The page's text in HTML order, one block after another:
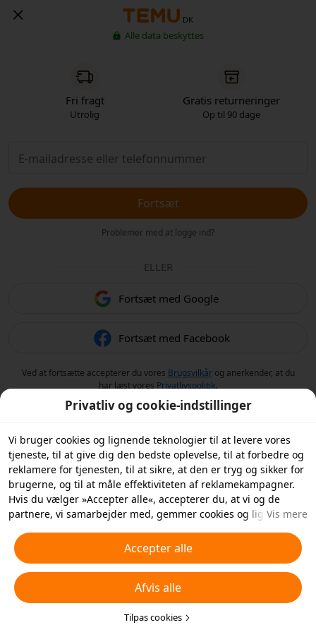
DK
Alle data beskyttes
Fri fragt
Utrolig
Gratis returneringer
Op til 90 dage
Fortsæt
Problemer med at logge ind?
ELLER
Fortsæt med Google
Fortsæt med Facebook
Ved at fortsætte accepterer du vores Brugsvilkårog anerkender, at du
har læst vores Privatlivspolitik.
Privatliv og cookie-indstillinger
Vi bruger cookies og lignende teknologier til at levere vores
tjeneste, til at give dig den bedste oplevelse, til at forbedre og
reklamere for tjenesten, til at sikre, at den er tryg og sikker for
brugerne, og til at måle effektiviteten af reklamekampagner.
Hvis du vælger »Accepter alle«, accepterer du, at vi og de
partnere, vi samarbejder med, gemmer cookies og lignende
»Afvise alle« ikke-essentielle cookies eller vælge, hvilke typer
cookies du vil acceptere eller deaktivere, ved at klikke på
»Tilpas cookies« nedenfor eller når som helst i dine
privatlivsindstillinger. For flere detaljer, se vores
cookies og lignende teknologier.
Vis mere
Accepter alle
Afvis alle
Tilpas cookies